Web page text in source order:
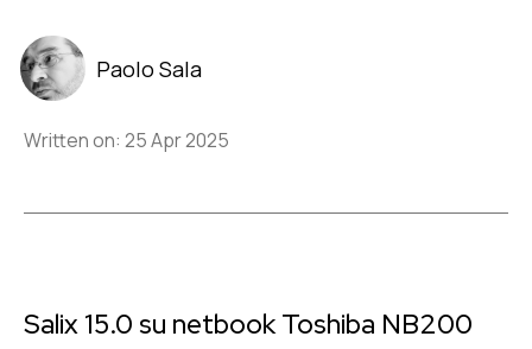
Paolo Sala
Written on: 25 Apr 2025
Salix 15.0 su netbook Toshiba NB200